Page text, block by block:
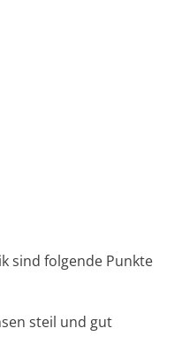
sind folgende Punkte
steil und gut